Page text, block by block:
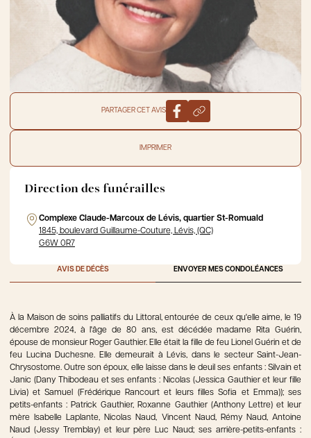
PARTAGER CET AVIS
IMPRIMER
Direction des funérailles
Complexe Claude-Marcoux de Lévis, quartier St-Romuald
1845, boulevard Guillaume-Couture, Lévis, (QC)
G6W 0R7
AVIS DE DÉCÈS ENVOYER MES CONDOLÉANCES
À la Maison de soins palliatifs du Littoral, entourée de ceux qu'elle aime, le 19
décembre 2024, à l'âge de 80 ans, est décédée madame Rita Guérin,
épouse de monsieur Roger Gauthier. Elle était la fille de feu Lionel Guérin et de
feu Lucina Duchesne. Elle demeurait à Lévis, dans le secteur Saint-Jean-
Chrysostome. Outre son époux, elle laisse dans le deuil ses enfants : Silvain et
Janic (Dany Thibodeau et ses enfants : Nicolas (Jessica Gauthier et leur fille
Livia) et Samuel (Frédérique Rancourt et leurs filles Sofia et Emma)); ses
petits-enfants : Patrick Gauthier, Roxanne Gauthier (Anthony Lettre) et leur
mère Isabelle Laplante, Nicolas Naud, Vincent Naud, Rémy Naud, Antoine
Naud (Jessy Tremblay) et leur père Luc Naud; ses arrière-petits-enfants :